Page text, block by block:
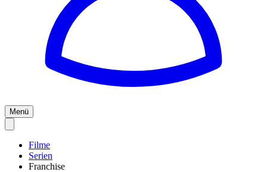
Menü
Filme
Serien
Franchise